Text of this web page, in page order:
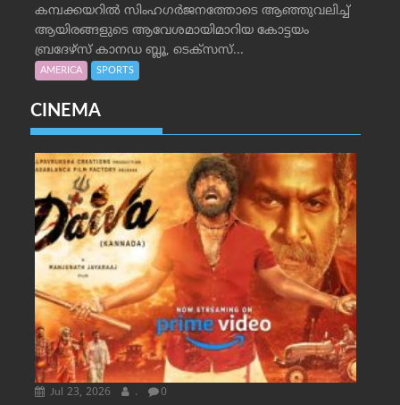
കമ്പക്കയറില്‍ സിംഹഗര്‍ജനത്തോടെ ആഞ്ഞുവലിച്ച്
ആയിരങ്ങളുടെ ആവേശമായിമാറിയ കോട്ടയം
ബ്രദേഴ്‌സ് കാനഡ ബ്ലൂ, ടെക്‌സസ്...
AMERICA SPORTS
CINEMA
Jul 23, 2026 . 0